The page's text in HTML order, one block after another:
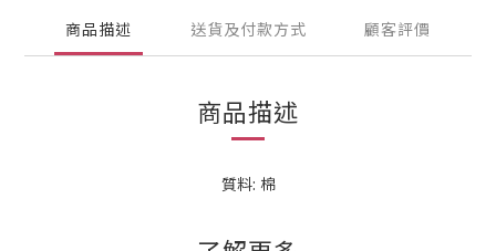
商品描述 送貨及付款方式 顧客評價
商品描述
質料: 棉